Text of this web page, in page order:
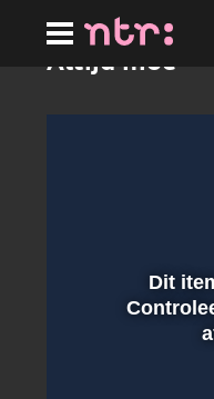
hoofdinhoud
Altijd moe
Dit